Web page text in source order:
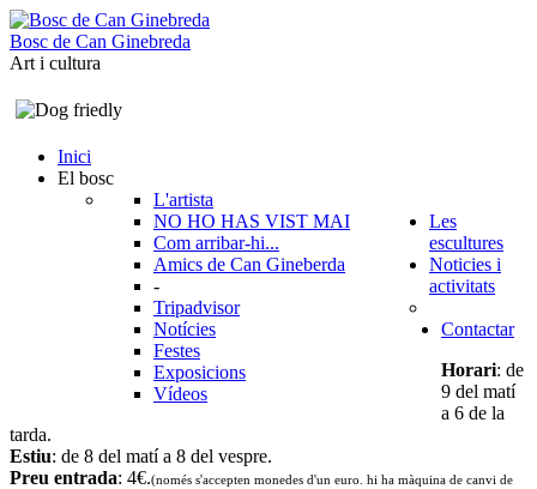
Bosc de Can Ginebreda
Art i cultura
Inici
El bosc
L'artista
NO HO HAS VIST MAI
Com arribar-hi...
Amics de Can Gineberda
-
Tripadvisor
Les
escultures
Noticies i
activitats
Notícies
Festes
Exposicions
Vídeos
Contactar
Horari: de
9 del matí
a 6 de la
tarda.
Estiu: de 8 del matí a 8 del vespre.
Preu entrada: 4€.(només s'accepten monedes d'un euro. hi ha màquina de canvi de